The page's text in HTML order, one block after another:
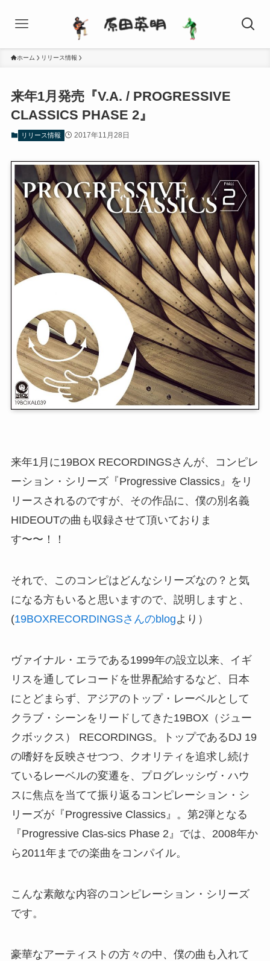
ホーム リリース情報
来年1月発売『V.A. / PROGRESSIVE
CLASSICS PHASE 2』
リリース情報 2017年11月28日
来年1月に19BOX RECORDINGSさんが、コンピレ
ーション・シリーズ『Progressive Classics』をリ
リースされるのですが、その作品に、僕の別名義
HIDEOUTの曲も収録させて頂いておりま
す〜〜！！
それで、このコンピはどんなシリーズなの？と気
になる方もいると思いますので、説明しますと、
(19BOXRECORDINGSさんのblogより）
ヴァイナル・エラである1999年の設立以来、イギ
リスを通してレコードを世界配給するなど、日本
にとどまらず、アジアのトップ・レーベルとして
クラブ・シーンをリードしてきた19BOX（ジュー
クボックス） RECORDINGS。トップであるDJ 19
の嗜好を反映させつつ、クオリティを追求し続け
ているレーベルの変遷を、プログレッシヴ・ハウ
スに焦点を当てて振り返るコンピレーション・シ
リーズが『Progressive Classics』。第2弾となる
『Progressive Clas-sics Phase 2』では、2008年か
ら2011年までの楽曲をコンパイル。
こんな素敵な内容のコンピレーション・シリーズ
です。
豪華なアーティストの方々の中、僕の曲も入れて